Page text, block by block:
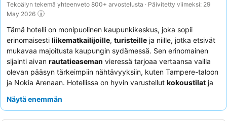
Tekoälyn tekemä yhteenveto 800+ arvostelusta · Päivitetty viimeksi: 29
May 2026
Tämä hotelli on monipuolinen kaupunkikeskus, joka sopii
erinomaisesti liikematkailijoille, turisteille ja niille, jotka etsivät
mukavaa majoitusta kaupungin sydämessä. Sen erinomainen
sijainti aivan rautatieaseman vieressä tarjoaa vertaansa vailla
olevan pääsyn tärkeimpiin nähtävyyksiin, kuten Tampere-taloon
ja Nokia Arenaan. Hotellissa on hyvin varustellut kokoustilat ja
vegaanisia ja gluteenittomia vaihtoehtoja. Asiakkaat kehuvat
Näytä enemmän